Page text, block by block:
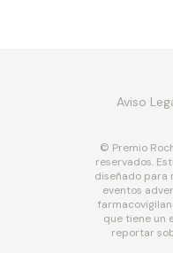
Aviso
© Premio
reservados.
diseñado para
eventos
que tiene un
reportar